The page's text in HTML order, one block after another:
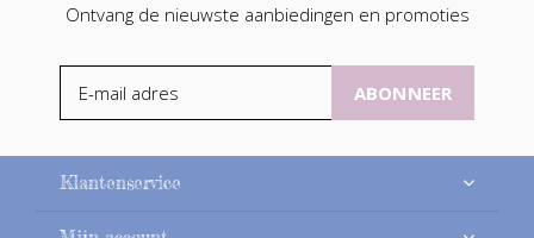
Ontvang de nieuwste aanbiedingen en promoties
ABONNEER
Klantenservice